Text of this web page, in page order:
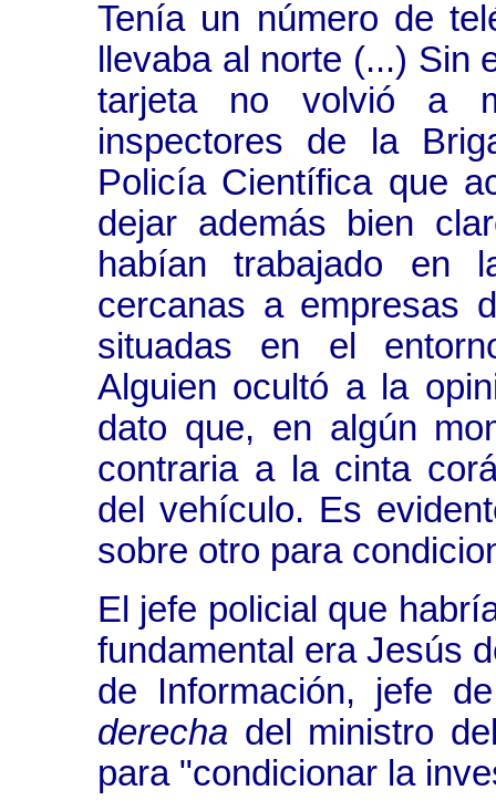
Tenía un número de
llevaba al norte (...) Sin
tarjeta no volvió a
inspectores de la
Policía Científica que
dejar además bien
habían trabajado en
cercanas a empresas
situadas en el
Alguien ocultó a la
dato que, en algún
contraria a la cinta
del vehículo. Es
sobre otro para
El jefe policial que
fundamental era Jesús
de Información, jefe
derecha del ministro
para "condicionar la